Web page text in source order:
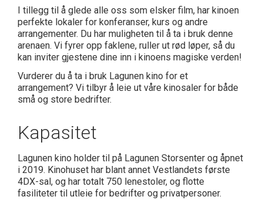
I tillegg til å glede alle oss som elsker film, har kinoen
perfekte lokaler for konferanser, kurs og andre
arrangementer. Du har muligheten til å ta i bruk denne
arenaen. Vi fyrer opp faklene, ruller ut rød løper, så du
kan inviter gjestene dine inn i kinoens magiske verden!
Vurderer du å ta i bruk Lagunen kino for et
arrangement? Vi tilbyr å leie ut våre kinosaler for både
små og store bedrifter.
Kapasitet
Lagunen kino holder til på Lagunen Storsenter og åpnet
i 2019. Kinohuset har blant annet Vestlandets første
4DX-sal, og har totalt 750 lenestoler, og flotte
fasiliteter til utleie for bedrifter og privatpersoner.